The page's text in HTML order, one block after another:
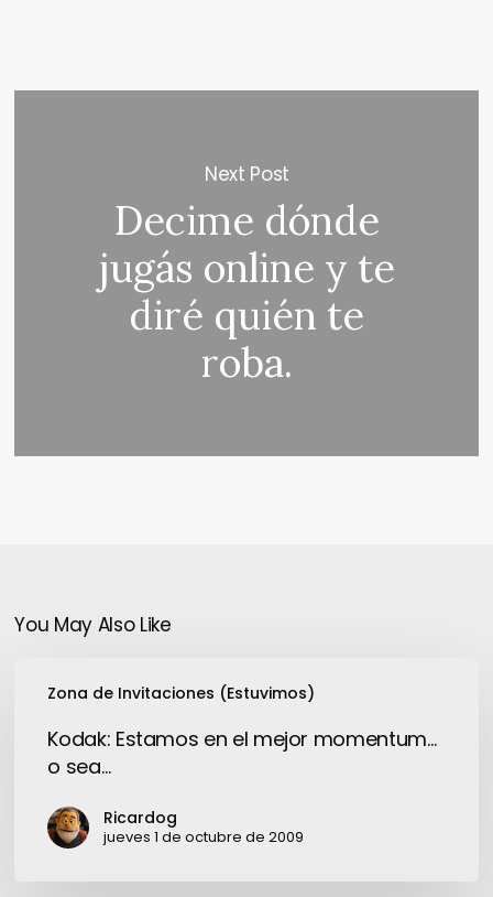
Next Post
Decime dónde
jugás online y te
diré quién te
roba.
You May Also Like
Zona de Invitaciones (Estuvimos)
Estamos
mejor
momentum…
Kodak: Estamos en el mejor momentum…
o sea…
Ricardog
jueves 1 de octubre de 2009